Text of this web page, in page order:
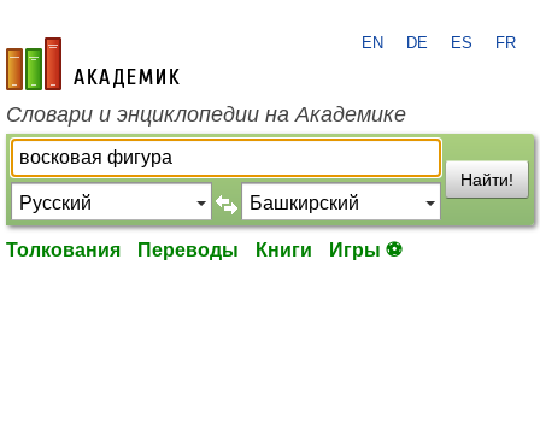
academic.ru
EN DE ES FR
Словари и энциклопедии на Академике
Найти!
Толкования Переводы Книги Игры ⚽